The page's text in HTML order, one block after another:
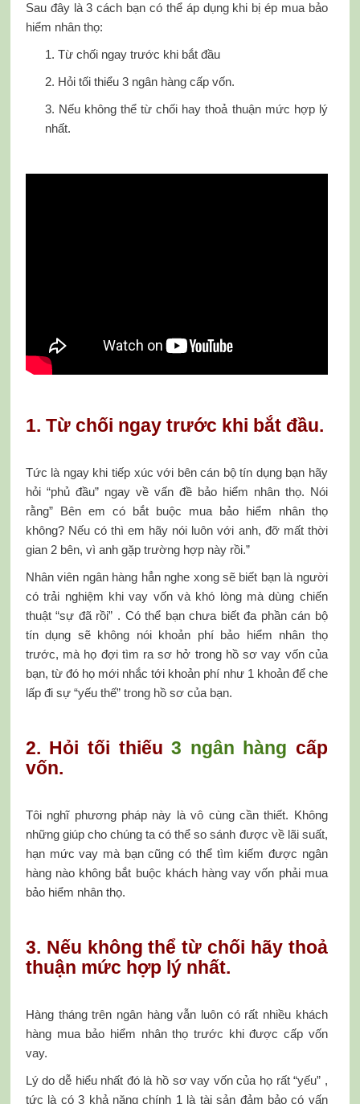
Sau đây là 3 cách bạn có thể áp dụng khi bị ép mua bảo
hiểm nhân thọ:
1. Từ chối ngay trước khi bắt đầu
2. Hỏi tối thiểu 3 ngân hàng cấp vốn.
3. Nếu không thể từ chối hay thoả thuận mức hợp lý
nhất.
1. Từ chối ngay trước khi bắt đầu.
Tức là ngay khi tiếp xúc với bên cán bộ tín dụng bạn hãy
hỏi “phủ đầu” ngay về vấn đề bảo hiểm nhân thọ. Nói
rằng” Bên em có bắt buộc mua bảo hiểm nhân thọ
không? Nếu có thì em hãy nói luôn với anh, đỡ mất thời
gian 2 bên, vì anh gặp trường hợp này rồi.”
Nhân viên ngân hàng hẳn nghe xong sẽ biết bạn là người
có trải nghiệm khi vay vốn và khó lòng mà dùng chiến
thuật “sự đã rồi” . Có thể bạn chưa biết đa phần cán bộ
tín dụng sẽ không nói khoản phí bảo hiểm nhân thọ
trước, mà họ đợi tìm ra sơ hở trong hồ sơ vay vốn của
bạn, từ đó họ mới nhắc tới khoản phí như 1 khoản để che
lấp đi sự “yếu thế” trong hồ sơ của bạn.
2. Hỏi tối thiếu3 ngân hàng cấp
vốn.
Tôi nghĩ phương pháp này là vô cùng cần thiết. Không
những giúp cho chúng ta có thể so sánh được về lãi suất,
hạn mức vay mà bạn cũng có thể tìm kiếm được ngân
hàng nào không bắt buộc khách hàng vay vốn phải mua
bảo hiểm nhân thọ.
3. Nếu không thể từ chối hãy thoả
thuận mức hợp lý nhất.
Hàng tháng trên ngân hàng vẫn luôn có rất nhiều khách
hàng mua bảo hiểm nhân thọ trước khi được cấp vốn
vay.
Lý do dễ hiểu nhất đó là hồ sơ vay vốn của họ rất “yếu” ,
tức là có 3 khả năng chính 1 là tài sản đảm bảo có vấn